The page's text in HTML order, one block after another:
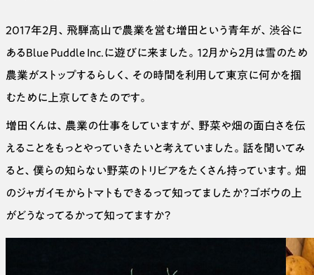
2017年２月、飛騨高山で農業を営む増田という青年が、渋谷に
あるBlue Puddle Inc.に遊びに来ました。１２月から２月は雪のため
農業がストップするらしく、その時間を利用して東京に何かを掴
むために上京してきたのです。
増田くんは、農業の仕事をしていますが、野菜や畑の面白さを伝
えることをもっとやっていきたいと考えていました。話を聞いてみ
ると、僕らの知らない野菜のトリビアをたくさん持っています。畑
のジャガイモからトマトもできるって知ってましたか？ゴボウの上
がどうなってるかって知ってますか？